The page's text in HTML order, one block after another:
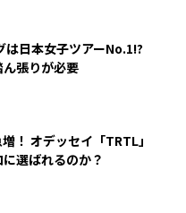
は日本女子ツアーNo.1!?
張りが必要
！ オデッセイ「TRTL」
選ばれるのか？